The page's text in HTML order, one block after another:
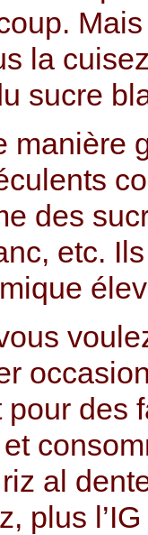
la
sucre
manière
des
etc.
pour des
al
plus